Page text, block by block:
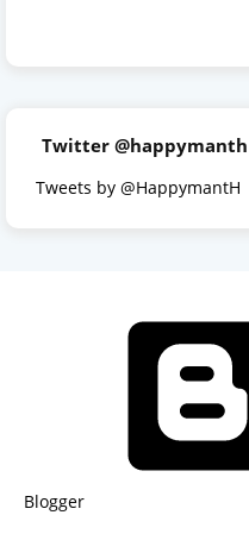
Twitter @happymanth
Tweets by @HappymantH
Blogger